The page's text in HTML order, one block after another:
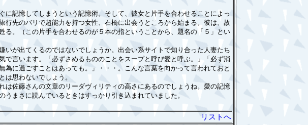
記憶してしまうという記憶術。そして、彼女と片手を合わせることによっ
先のバリで超能力を持つ女性、石橋に出会うところから始まる。彼は、故
。（この片手を合わせるのが５本の指ということから、題名の「５」とい
が出てくるのではないでしょうか。出会い系サイトで知り合った人妻たち
言います。「必ずさめるもののことをスープと呼び愛と呼ぶ。」「必ず消
に過ごすことはあっても。」・・・。こんな言葉を向かって言われておと
思わないでしょう。
佐藤さんの文章のリーダヴィリティの高さにあるのでしょうね。愛の記憶
まさに読んでいるときはすっかり引き込まれていました。
リストへ